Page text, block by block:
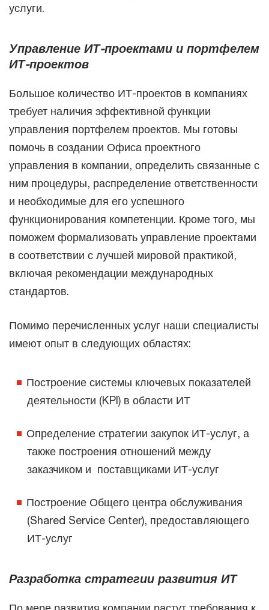
услуги.
Управление ИТ-проектами и портфелем
ИТ-проектов
Большое количество ИТ-проектов в компаниях
требует наличия эффективной функции
управления портфелем проектов. Мы готовы
помочь в создании Офиса проектного
управления в компании, определить связанные с
ним процедуры, распределение ответственности
и необходимые для его успешного
функционирования компетенции. Кроме того, мы
поможем формализовать управление проектами
в соответствии с лучшей мировой практикой,
включая рекомендации международных
стандартов.
Помимо перечисленных услуг наши специалисты
имеют опыт в следующих областях:
Построение системы ключевых показателей
деятельности (KPI) в области ИТ
Определение стратегии закупок ИТ-услуг, а
также построения отношений между
заказчиком и поставщиками ИТ-услуг
Построение Общего центра обслуживания
(Shared Service Center), предоставляющего
ИТ-услуг
Разработка стратегии развития ИТ